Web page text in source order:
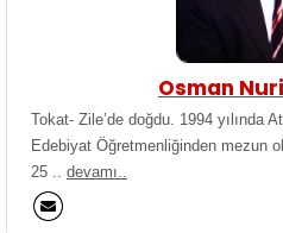
Osman
Tokat- Zile’de doğdu. 1994 yılında
Edebiyat Öğretmenliğinden mezun
25 .. devamı..